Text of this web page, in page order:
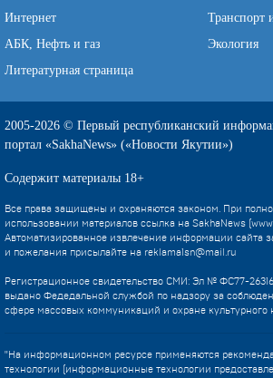
Интернет
Транспорт
АБК, Нефть и газ
Экология
Литературная страница
2005-2026 © Первый республиканский
портал «SakhaNews» («Новости Якутии»)
Содержит материалы 18+
Все права защищены и охраняются законом. При
использовании материалов ссылка на SakhaNews
Автоматизированное извлечение информации сайта
и пожелания присылайте на reklama1sn@mail.ru
Регистрационное свидетельство СМИ: Эл № ФС77-26316
выдано Федедальной службой по надзору за
сфере массовых коммуникаций и охране культурного
"На информационном ресурсе применяются
технологии (информационные технологии